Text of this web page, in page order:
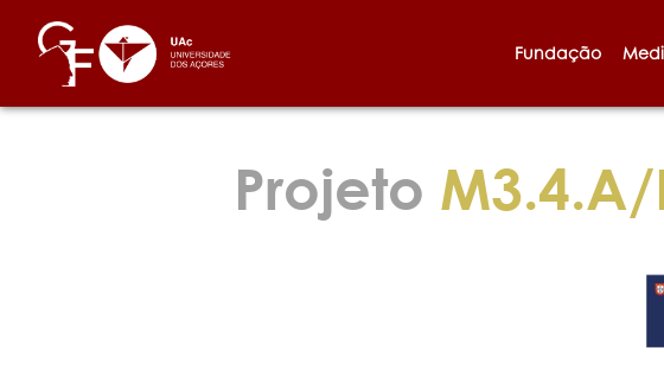
Fundação
Projeto M3.4.A/